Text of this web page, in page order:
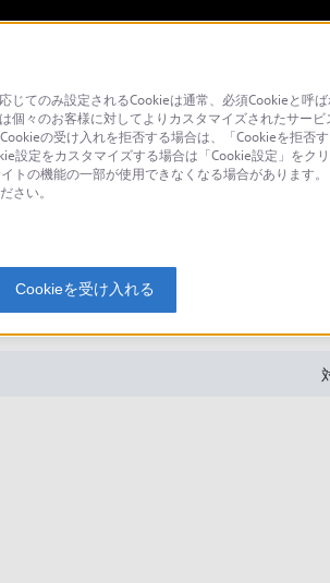
検索
は可能です
てのみ設定されるCookieは通常、必須Cookieと呼
々のお客様に対してよりカスタマイズされたサービ
の受け入れを拒否する場合は、「Cookieを拒否
設定をカスタマイズする場合は「Cookie設定」をク
トの機能の一部が使用できなくなる場合があります
さい。
Cookieを受け入れる